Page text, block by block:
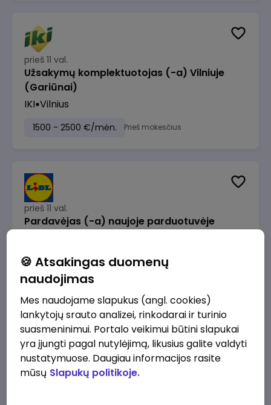
prieš 11 val.
Užsakymų komplektuotojas (-a) Vilniuje
(Gariūnai)
IKI Vilnius
1500 - 2500 €/mėn. Prieš mokesčius
prieš 11 val.
Pardavėjas (-a) naujoje parduotuvėje
1715 - 2170 €/mėn.
prieš 11 val.
Darbo užmokesčio buhalteris(ė)
🍪 Atsakingas duomenų
naudojimas
Mes naudojame slapukus (angl. cookies)
lankytojų srauto analizei, rinkodarai ir turinio
suasmeninimui. Portalo veikimui būtini slapukai
yra įjungti pagal nutylėjimą, likusius galite valdyti
nustatymuose. Daugiau informacijos rasite
mūsų Slapukų politikoje.